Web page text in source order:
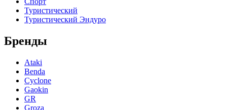
Туристический
Туристический Эндуро
Бренды
Ataki
Benda
Cyclone
Gaokin
GR
Groza